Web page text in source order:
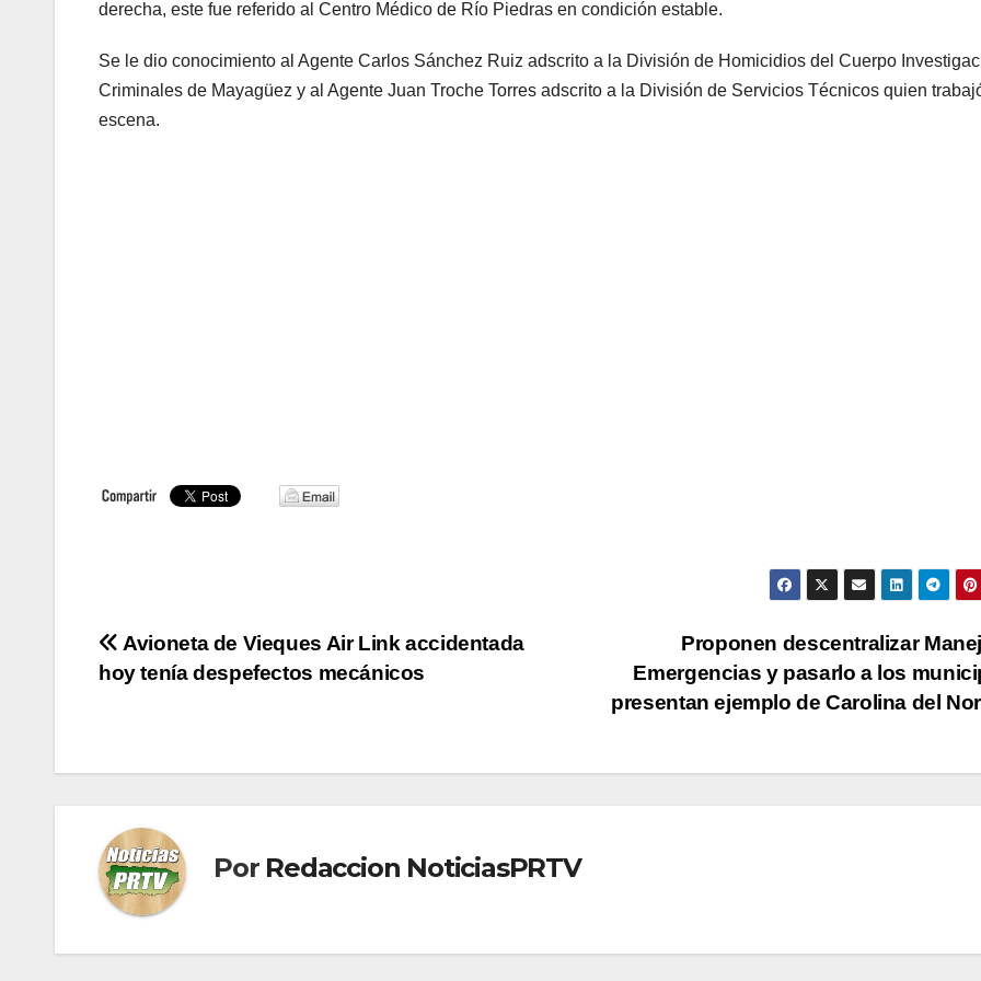
derecha, este fue referido al Centro Médico de Río Piedras en condición estable.
Se le dio conocimiento al Agente Carlos Sánchez Ruiz adscrito a la División de Homicidios del Cuerpo
Criminales de Mayagüez y al Agente Juan Troche Torres adscrito a la División de Servicios Técnicos quien
escena.
Navegación
de
Proponen descentralizar
Emergencias y pasarlo a los
presentan ejemplo de Carolina del
Avioneta de Vieques Air Link accidentada
hoy tenía despefectos mecánicos
Por Redaccion NoticiasPRTV